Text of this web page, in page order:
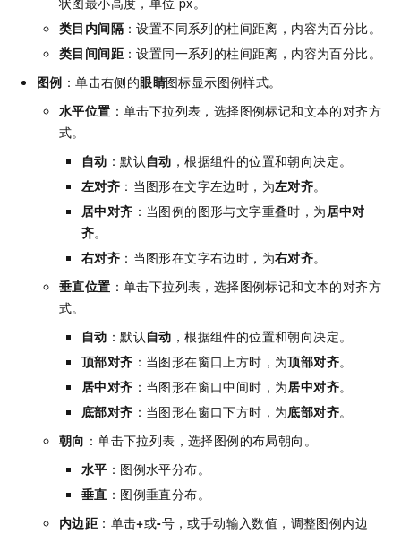
类目内间隔 ：设置不同系列的柱间距离，内容为百分比。
类目间间距 ：设置同一系列的柱间距离，内容为百分比。
图例 ：单击右侧的眼睛图标显示图例样式。
水平位置 ：单击下拉列表，选择图例标记和文本的对齐方
式。
自动 ：默认 自动 ，根据组件的位置和朝向决定。
左对齐 ：当图形在文字左边时，为左对齐。
居中对齐 ：当图例的图形与文字重叠时，为居中对
齐。
右对齐 ：当图形在文字右边时，为右对齐。
垂直位置 ：单击下拉列表，选择图例标记和文本的对齐方
式。
自动 ：默认 自动 ，根据组件的位置和朝向决定。
顶部对齐 ：当图形在窗口上方时，为顶部对齐。
居中对齐 ：当图形在窗口中间时，为居中对齐。
底部对齐 ：当图形在窗口下方时，为底部对齐。
朝向 ：单击下拉列表，选择图例的布局朝向。
水平 ：图例水平分布。
垂直 ：图例垂直分布。
内边距 ：单击+或-号，或手动输入数值，调整图例内边